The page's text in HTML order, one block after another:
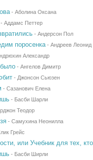
- Аболина Оксана
Аддамс Петтер
- Андерсон Пол
поросенка- Андреев Леонид
Александр
- Ангелов Димитр
- Джонсон Сьюзен
- Сазанович Елена
- Басби Шарли
Теодор
- Самухина Неонилла
Грейс
или Учебник для тех,
- Басби Ширли